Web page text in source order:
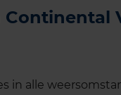
in alle